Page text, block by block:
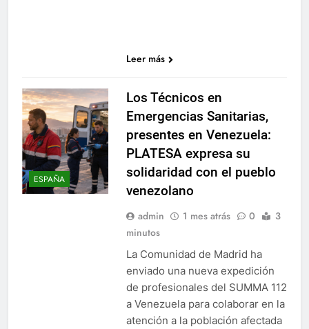
Leer más
ESPAÑA
Los Técnicos en
Emergencias Sanitarias,
presentes en Venezuela:
PLATESA expresa su
solidaridad con el pueblo
venezolano
admin 1 mes atrás 0
3
minutos
La Comunidad de Madrid ha
enviado una nueva expedición
de profesionales del SUMMA 112
a Venezuela para colaborar en la
atención a la población afectada